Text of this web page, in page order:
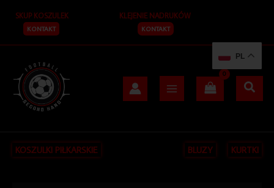
treści
SKUP KOSZULEK
KONTAKT
KLEJENIE NADRUKÓW
KONTAKT
KOSZULKI PIŁKARSKIE BLUZY KURTKI
PL